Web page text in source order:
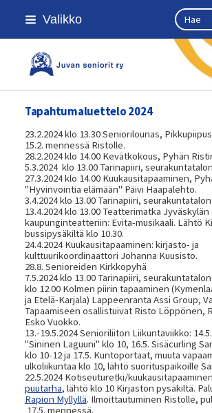
Siirry
sivun
Valikko
Kansallinen
Tapahtumaluettelo 2024
23.2.2024 klo 13.30 Seniorilounas,
15.2. mennessä Ristolle.
28.2.2024 klo 14.00 Kevätkokous, Pyhän
5.3.2024 klo 13.00 Tarinapiiri,
27.3.2024 klo 14.00 Kuukausitapaaminen,
"Hyvinvointia elämään" Päivi Haapalehto.
3.4.2024 klo 13.00 Tarinapiiri,
13.4.2024 klo 13.00 Teatterimatka Jyväskylän
kaupunginteatteriin: Evita-musikaali. Lähtö
bussipysäkiltä klo 10.30.
24.4.2024 Kuukausitapaaminen: kirjasto- ja
kulttuurikoordinaattori Johanna Kuusisto.
28.8. Senioreiden Kirkkopyhä
7.5.2024 klo 13.00 Tarinapiiri,
klo 12.00 Kolmen piirin tapaaminen
ja Etelä-Karjala) Lappeenranta Assi Group,
Tapaamiseen osallistuivat Risto Löppönen,
Esko Vuokko.
13.-19.5.2024 Senioriliiton Liikuntaviikko:
"Sininen Laguuni" klo 10, 16.5. Sisäcurling
klo 10-12 ja 17.5. Kuntoportaat, muuta
ulkoliikuntaa klo 10, lähtö suorituspaikoille
22.5.2024 Kotiseuturetki/
puutarha, lähtö klo 10 Kirjaston pysäkiltä.
Rapion Myllyllä. Ilmoittautuminen Ristolle,
17.5. mennessä.